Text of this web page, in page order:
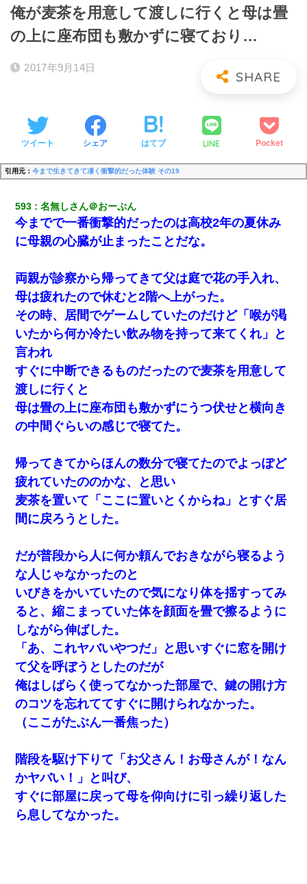
俺が麦茶を用意して渡しに行くと母は畳
の上に座布団も敷かずに寝ており…
2017年9月14日
ツイート シェア はてブ LINE Pocket
引用元： 今まで生きてきて凄く衝撃的だった体験 その19
593 名無しさん＠おーぷん
今までで一番衝撃的だったのは高校2年の夏休み
に母親の心臓が止まったことだな。
両親が診察から帰ってきて父は庭で花の手入れ、
母は疲れたので休むと2階へ上がった。
その時、居間でゲームしていたのだけど「喉が渇
いたから何か冷たい飲み物を持って来てくれ」と
言われ
すぐに中断できるものだったので麦茶を用意して
渡しに行くと
母は畳の上に座布団も敷かずにうつ伏せと横向き
の中間ぐらいの感じで寝てた。
帰ってきてからほんの数分で寝てたのでよっぽど
疲れていたののかな、と思い
麦茶を置いて「ここに置いとくからね」とすぐ居
間に戻ろうとした。
だが普段から人に何か頼んでおきながら寝るよう
な人じゃなかったのと
いびきをかいていたので気になり体を揺すってみ
ると、縮こまっていた体を顔面を畳で擦るように
しながら伸ばした。
「あ、これヤバいやつだ」と思いすぐに窓を開け
て父を呼ぼうとしたのだが
俺はしばらく使ってなかった部屋で、鍵の開け方
のコツを忘れててすぐに開けられなかった。
（ここがたぶん一番焦った）
階段を駆け下りて「お父さん！お母さんが！なん
かヤバい！」と叫び、
すぐに部屋に戻って母を仰向けに引っ繰り返した
ら息してなかった。